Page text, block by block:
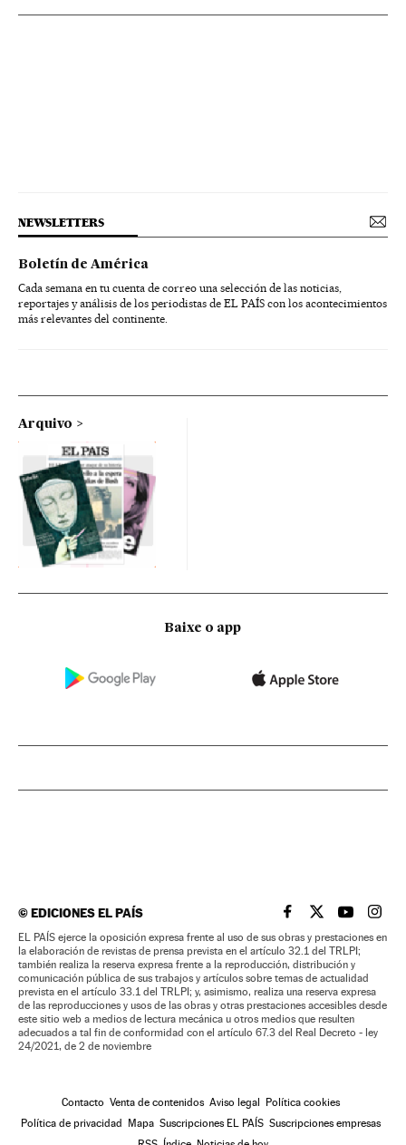
NEWSLETTERS
Boletín de América
Cada semana en tu cuenta de correo una selección de las noticias,
reportajes y análisis de los periodistas de EL PAÍS con los acontecimientos
más relevantes del continente.
Arquivo
Baixe o app
©EDICIONES EL PAÍS EL PAÍS BRASIL EN
EL PAÍSEL PAÍS
EL
EL PAÍS ejerce la oposición expresa frente al uso de sus obras y prestaciones en
la elaboración de revistas de prensa prevista en el artículo 32.1 del TRLPI;
también realiza la reserva expresa frente a la reproducción, distribución y
comunicación pública de sus trabajos y artículos sobre temas de actualidad
prevista en el artículo 33.1 del TRLPI; y, asimismo, realiza una reserva expresa
de las reproducciones y usos de las obras y otras prestaciones accesibles desde
este sitio web a medios de lectura mecánica u otros medios que resulten
adecuados a tal fin de conformidad con el artículo 67.3 del Real Decreto - ley
24/2021, de 2 de noviembre
Contacto Venta de contenidos Aviso legal Política cookies
Política de privacidad Mapa Suscripciones EL PAÍS Suscripciones empresas